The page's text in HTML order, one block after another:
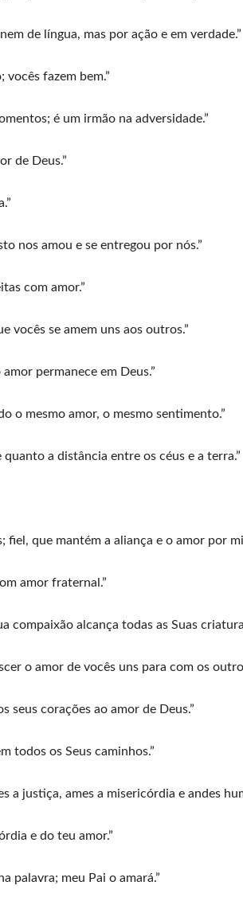
de língua, mas por ação e em verdade.”
vocês fazem bem.”
é um irmão na adversidade.”
de Deus.”
nos amou e se entregou por nós.”
com amor.”
vocês se amem uns aos outros.”
permanece em Deus.”
o mesmo amor, o mesmo sentimento.”
a distância entre os céus e a terra.”
fiel, que mantém a aliança e o amor por
amor fraternal.”
compaixão alcança todas as Suas
o amor de vocês uns para com os
seus corações ao amor de Deus.”
todos os Seus caminhos.”
a justiça, ames a misericórdia e andes
e do teu amor.”
palavra; meu Pai o amará.”